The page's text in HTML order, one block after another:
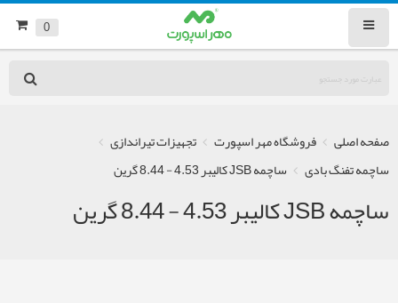
0
صفحه اصلی فروشگاه مهر اسپورت
تجهیزات تیراندازی
ساچمه تفنگ بادی
ساچمه JSB کالیبر 4.53 - 8.44 گرین
ساچمه JSB کالیبر 4.53 - 8.44 گرین